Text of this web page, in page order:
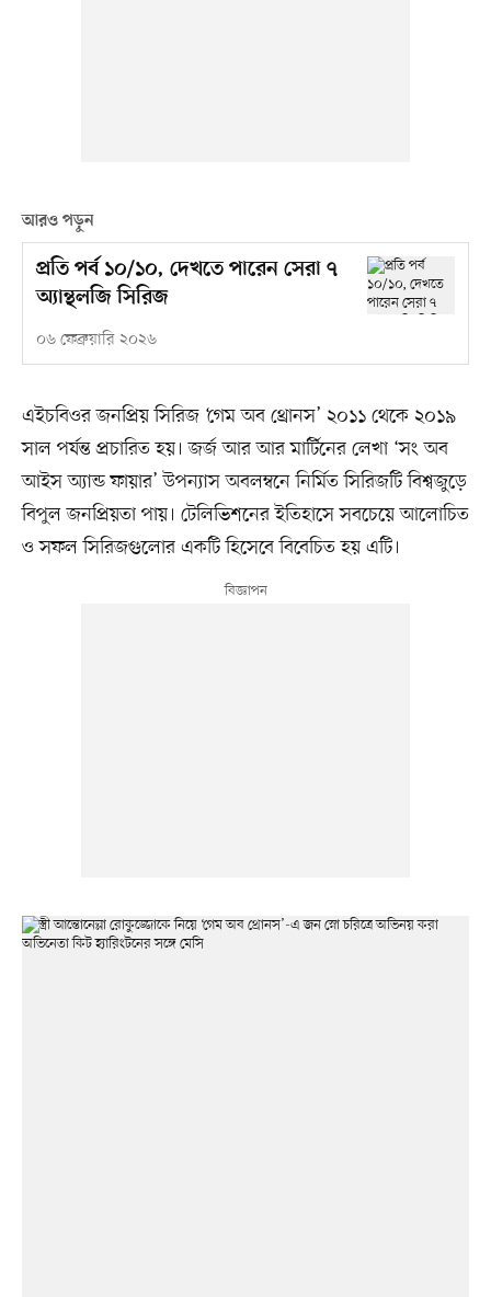
আরও পড়ুন
প্রতি পর্ব ১০/১০, দেখতে পারেন সেরা ৭
অ্যান্থলজি সিরিজ
০৬ ফেব্রুয়ারি ২০২৬
এইচবিওর জনপ্রিয় সিরিজ ‘গেম অব থ্রোনস’ ২০১১ থেকে ২০১৯
সাল পর্যন্ত প্রচারিত হয়। জর্জ আর আর মার্টিনের লেখা ‘সং অব
আইস অ্যান্ড ফায়ার’ উপন্যাস অবলম্বনে নির্মিত সিরিজটি বিশ্বজুড়ে
বিপুল জনপ্রিয়তা পায়। টেলিভিশনের ইতিহাসে সবচেয়ে আলোচিত
ও সফল সিরিজগুলোর একটি হিসেবে বিবেচিত হয় এটি।